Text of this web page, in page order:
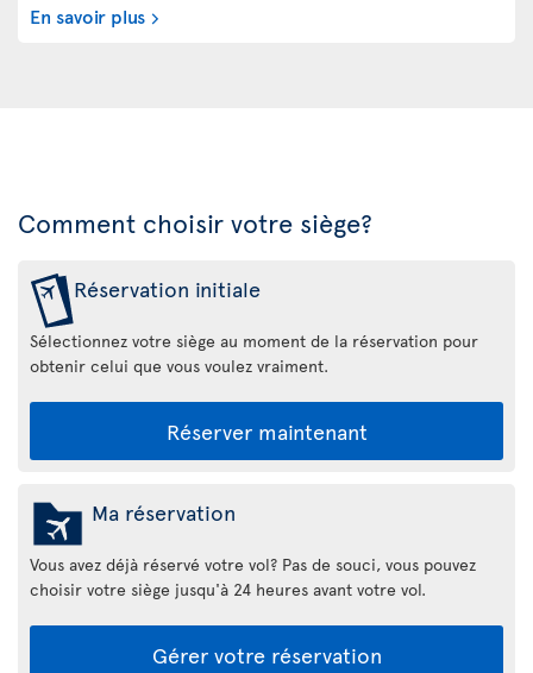
En savoir plus
Comment choisir votre siège?
Réservation initiale
Sélectionnez votre siège au moment de la réservation pour
obtenir celui que vous voulez vraiment.
Réserver maintenant
Ma réservation
Vous avez déjà réservé votre vol? Pas de souci, vous pouvez
choisir votre siège jusqu'à 24 heures avant votre vol.
Gérer votre réservation